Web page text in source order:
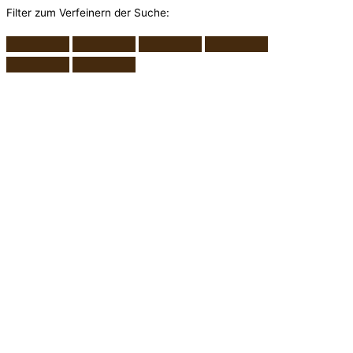
Filter zum Verfeinern der Suche: